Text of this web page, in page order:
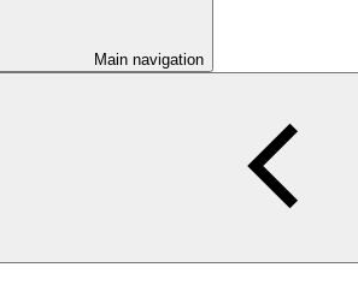
Main navigation